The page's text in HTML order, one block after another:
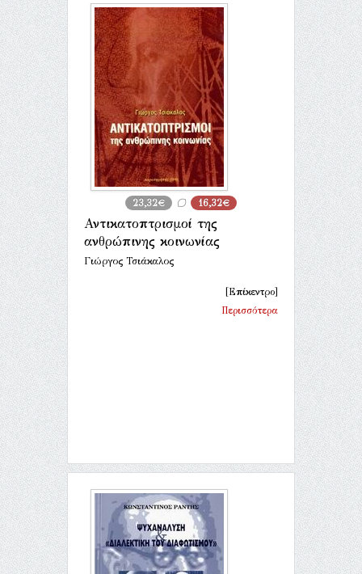
23,32€ 16,32€
Αντικατοπτρισμοί της
ανθρώπινης κοινωνίας
Γιώργος Τσιάκαλος
[Επίκεντρο]
Περισσότερα